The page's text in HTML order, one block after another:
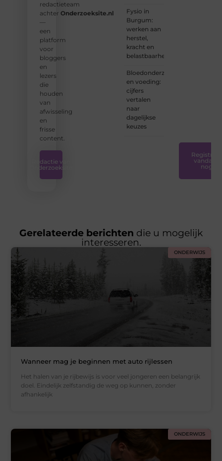
redactieteam
achter Onderzoeksite.nl
—
een
platform
voor
bloggers
en
lezers
die
houden
van
afwisseling
en
frisse
content.
Redactie van
Onderzoeksite
Fysio in
Burgum:
werken aan
herstel,
kracht en
belastbaarheid
Bloedonderzoek
en voeding:
cijfers
vertalen
naar
dagelijkse
keuzes
Registreer
vandaag
nog
Gerelateerde berichten die u mogelijk
interesseren.
ONDERWIJS
Wanneer mag je beginnen met auto rijlessen
Het halen van je rijbewijs is voor veel jongeren een belangrijk
doel. Eindelijk zelfstandig de weg op kunnen, zonder
afhankelijk
ONDERWIJS